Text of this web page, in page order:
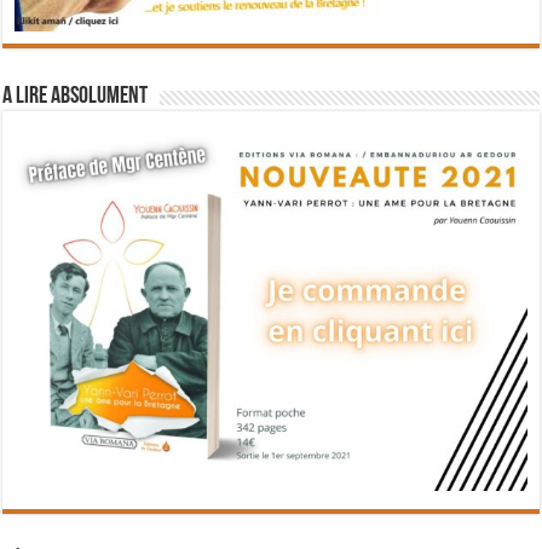
A lire absolument